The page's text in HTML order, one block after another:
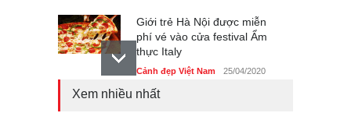
Giới trẻ Hà Nội được miễn
phí vé vào cửa festival Ẩm
thực Italy
Cảnh đẹp Việt Nam 25/04/2020
Xem nhiều nhất